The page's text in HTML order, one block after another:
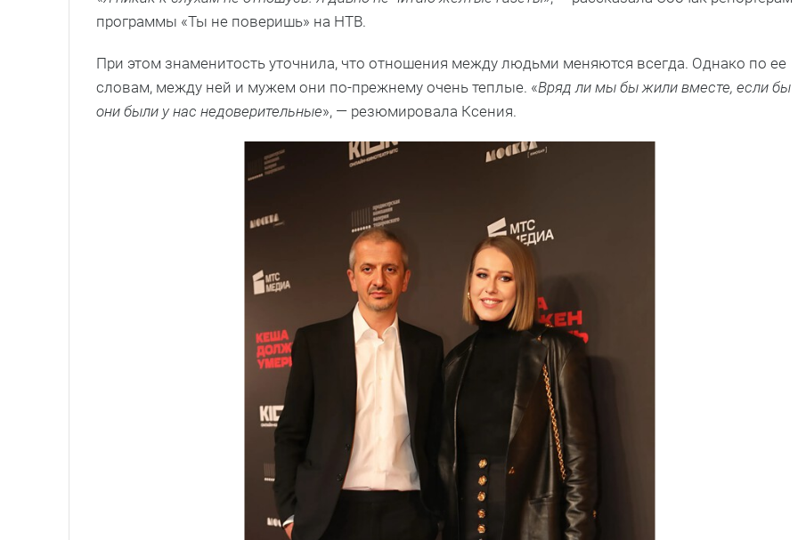
программы «Ты не поверишь» на НТВ.
При этом знаменитость уточнила, что отношения между людьми меняются всегда. Однако по ее
словам, между ней и мужем они по-прежнему очень теплые. «Вряд ли мы бы жили вместе, если бы
они были у нас недоверительные», — резюмировала Ксения.